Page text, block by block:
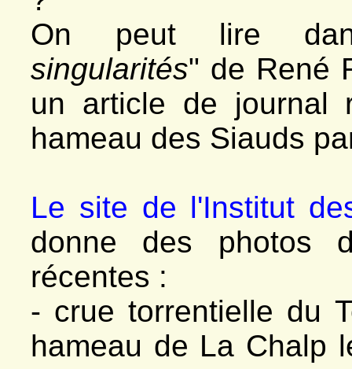
On peut lire
singularités" de René
un article de journal
hameau des Siauds
Le site de l'Institut
donne des photos
récentes :
- crue torrentielle du
hameau de La Chalp